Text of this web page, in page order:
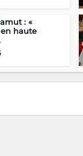
: «
en haute